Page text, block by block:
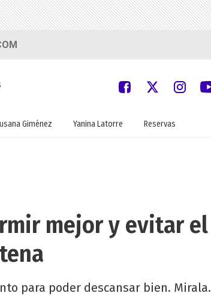
Giménez Yanina Latorre Reservas
mejor y evitar el
para poder descansar bien. Mirala.